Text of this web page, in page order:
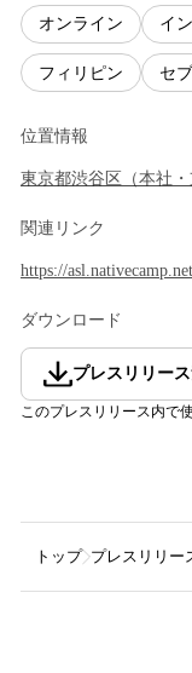
オンライン イ
フィリピン セ
位置情報
東京都渋谷区 （本社
関連リンク
https://
ダウンロード
プレスリリー
このプレスリリース内で
トップ プレスリリー